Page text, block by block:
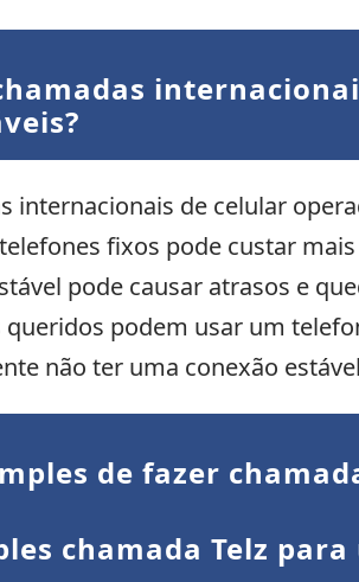
internacionais de celular
fixos pode custar
pode causar atrasos e
queridos podem usar um
não ter uma conexão
de fazer
chamada Telz